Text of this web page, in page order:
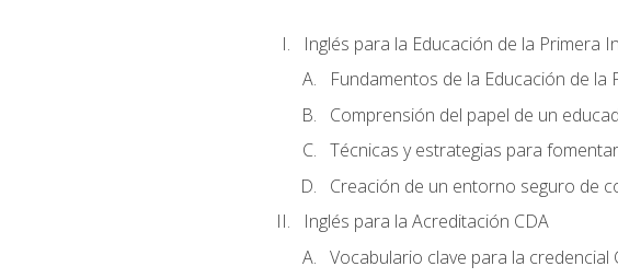
Inglés para la Educación de la Primera
Fundamentos de la Educación de la
Comprensión del papel de un
Técnicas y estrategias para
Creación de un entorno seguro de
Inglés para la Acreditación CDA
Vocabulario clave para la credencial